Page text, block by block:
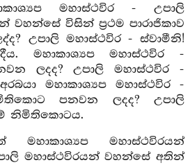
මහාස්ථවිර - උපාලි
විසින් ප්‍රථම පාරාජිකාව
උපාලි මහාස්ථවිර - ස්වාමීනි!
මහාකාශ්‍යප මහාස්ථවිර -
ලදද? උපාලි මහාස්ථවිර -
මහාකාශ්‍යප මහාස්ථවිර -
පනවන ලදද? උපාලි
නිමිතිකොටය.
මහාස්ථවිරයන්
මහාස්ථවිරයන් වහන්සේ අතින්